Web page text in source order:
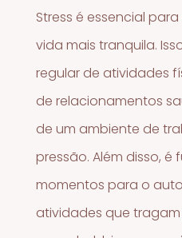
Stress é essencial
vida mais tranquila.
regular de atividades
de relacionamentos
de um ambiente de
pressão. Além disso,
momentos para o
atividades que